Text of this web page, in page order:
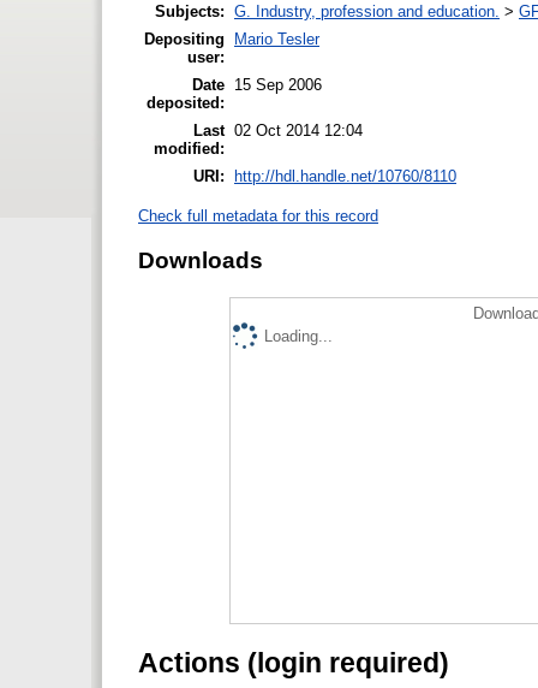
Subjects: G. Industry, profession and education. >
Depositing
user:
Mario Tesler
Date
deposited:
15 Sep 2006
Last
modified:
02 Oct 2014 12:04
URI: http://hdl.handle.net/10760/8110
Check full metadata for this record
Downloads
Loading...
Actions (login required)